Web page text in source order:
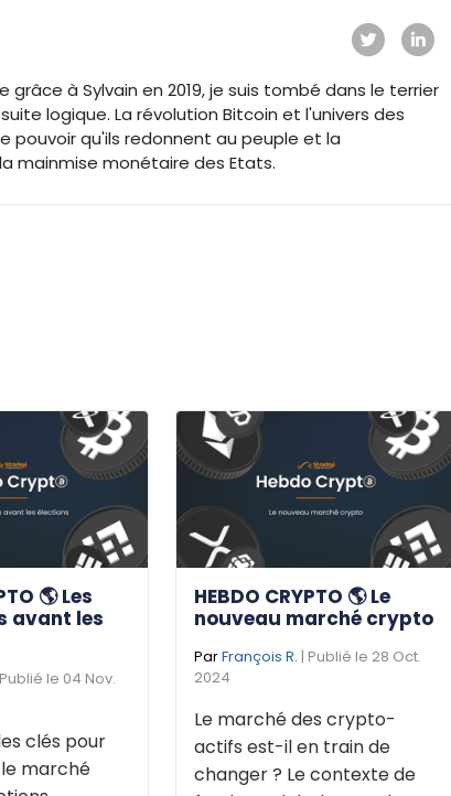
grâce à Sylvain en 2019, je suis tombé dans le terrier
logique. La révolution Bitcoin et l'univers des
pouvoir qu'ils redonnent au peuple et la
mainmise monétaire des Etats.
🌎 Les
avant les
le 04 Nov.
clés pour
marché
HEBDO CRYPTO 🌎 Le
nouveau marché crypto
ParFrançois R. | Publié le 28 Oct.
2024
Le marché des crypto-
actifs est-il en train de
changer ? Le contexte de